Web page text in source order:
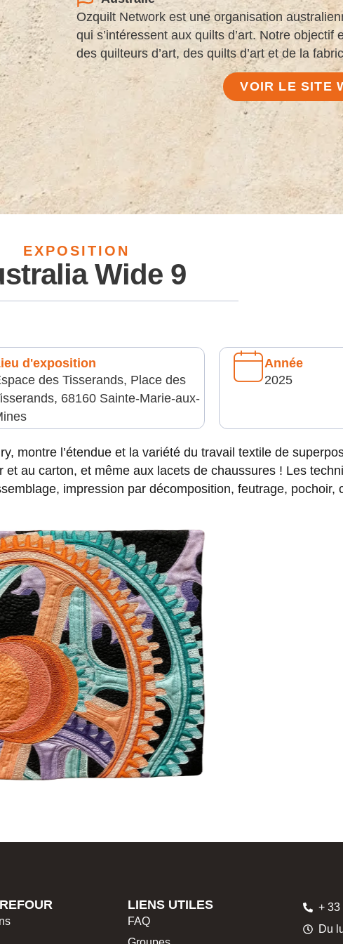
Ozquilt Network est une organisation
qui s’intéressent aux quilts d’art. Notre objectif
des quilteurs d’art, des quilts d’art et de la
VOIR LE SITE
EXPOSITION
Wide 9
d'exposition
des Tisserands, Place des
68160 Sainte-Marie-aux-
Année
2025
montre l’étendue et la variété du travail textile de
au carton, et même aux lacets de chaussures ! Les
impression par décomposition, feutrage, pochoir,
LIENS UTILES
FAQ
+ 33
Du